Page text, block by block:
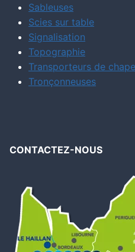
Sableuses
Scies sur table
Signalisation
Topographie
Transporteurs de chape
Tronçonneuses
CONTACTEZ-NOUS